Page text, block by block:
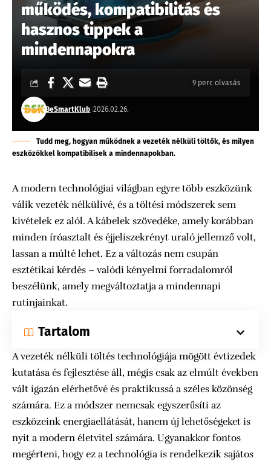
működés, kompatibilitás és
hasznos tippek a
mindennapokra
BeSmartKlub 2026.02.26.
9 perc olvasás
Tudd meg, hogyan működnek a vezeték nélküli töltők, és milyen
eszközökkel kompatibilisek a mindennapokban.
A modern technológiai világban egyre több eszközünk
válik vezeték nélkülivé, és a töltési módszerek sem
kivételek ez alól. A kábelek szövedéke, amely korábban
minden íróasztalt és éjjeliszekrényt uraló jellemző volt,
lassan a múlté lehet. Ez a változás nem csupán
esztétikai kérdés – valódi kényelmi forradalomról
beszélünk, amely megváltoztatja a mindennapi
rutinjainkat.
Tartalom
A vezeték nélküli töltés technológiája mögött évtizedek
kutatása és fejlesztése áll, mégis csak az elmúlt években
vált igazán elérhetővé és praktikussá a széles közönség
számára. Ez a módszer nemcsak egyszerűsíti az
eszközeink energiaellátását, hanem új lehetőségeket is
nyit a modern életvitel számára. Ugyanakkor fontos
megérteni, hogy ez a technológia is rendelkezik sajátos